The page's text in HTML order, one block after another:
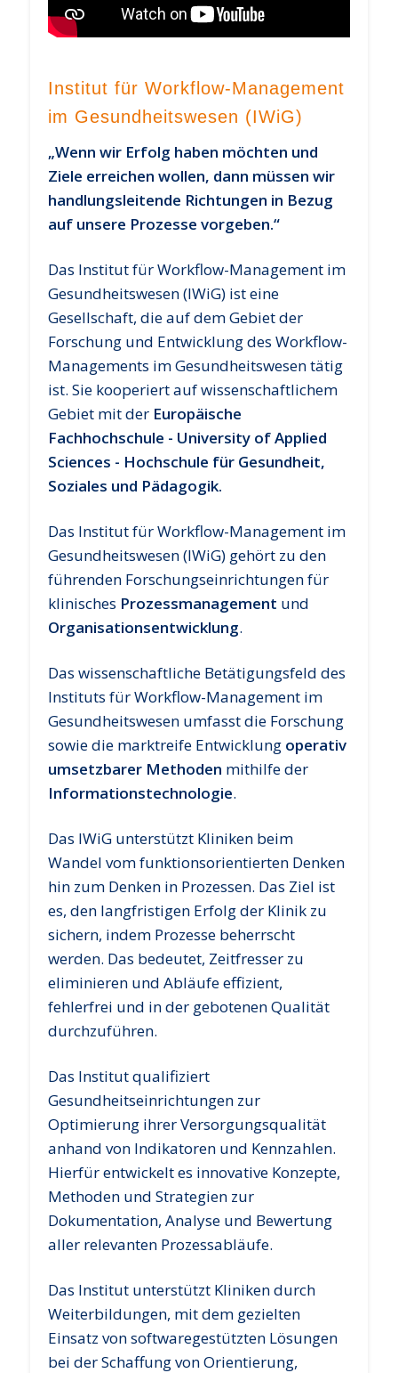
Institut für Workflow-Management
im Gesundheitswesen (IWiG)
„Wenn wir Erfolg haben möchten und
Ziele erreichen wollen, dann müssen wir
handlungsleitende Richtungen in Bezug
auf unsere Prozesse vorgeben.“
Das Institut für Workflow-Management im
Gesundheitswesen(IWiG)ist eine
Gesellschaft, die auf dem Gebiet der
Forschung und Entwicklung des Workflow-
Managements im Gesundheitswesen tätig
ist. Sie kooperiert auf wissenschaftlichem
Gebiet mit der Europäische
Fachhochschule - University of Applied
Sciences - Hochschule für Gesundheit,
Soziales und Pädagogik.
Das Institut für Workflow-Management im
Gesundheitswesen (IWiG) gehört zu den
führenden Forschungseinrichtungen für
klinisches Prozessmanagement und
Organisationsentwicklung.
Das wissenschaftliche Betätigungsfeld des
Instituts für Workflow-Management im
Gesundheitswesen umfasst die Forschung
sowie die marktreife Entwicklung operativ
umsetzbarer Methoden mithilfe der
Informationstechnologie.
Das IWiG unterstützt Kliniken beim
Wandel vom funktionsorientierten Denken
hin zum Denken in Prozessen. Das Ziel ist
es, den langfristigen Erfolg der Klinik zu
sichern, indem Prozesse beherrscht
werden. Das bedeutet, Zeitfresser zu
eliminieren und Abläufe effizient,
fehlerfrei und in der gebotenen Qualität
durchzuführen.
Das Institut qualifiziert
Gesundheitseinrichtungen zur
Optimierung ihrer Versorgungsqualität
anhand von Indikatoren und Kennzahlen.
Hierfür entwickelt es innovative Konzepte,
Methoden und Strategien zur
Dokumentation, Analyse und Bewertung
aller relevanten Prozessabläufe.
Das Institut unterstützt Kliniken durch
Weiterbildungen, mit dem gezielten
Einsatz von softwaregestützten Lösungen
bei der Schaffung von Orientierung,